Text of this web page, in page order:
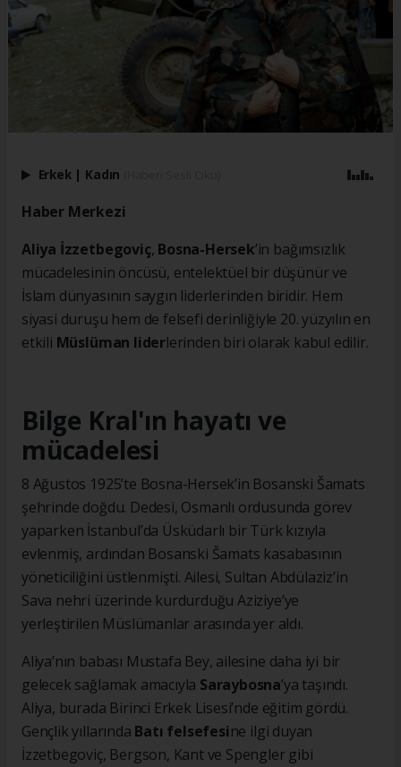
Erkek | Kadın
Haber Merkezi
Aliya İzzetbegoviç, Bosna-Hersek’in bağımsızlık
mücadelesinin öncüsü, entelektüel bir düşünür ve
İslam dünyasının saygın liderlerinden biridir. Hem
siyasi duruşu hem de felsefi derinliğiyle 20. yüzyılın en
etkili Müslüman liderlerinden biri olarak kabul edilir.
Bilge Kral'ın hayatı ve
mücadelesi
8 Ağustos 1925’te Bosna-Hersek’in Bosanski Šamats
şehrinde doğdu. Dedesi, Osmanlı ordusunda görev
yaparken İstanbul’da Üsküdarlı bir Türk kızıyla
evlenmiş, ardından Bosanski Šamats kasabasının
yöneticiliğini üstlenmişti. Ailesi, Sultan Abdülaziz’in
Sava nehri üzerinde kurdurduğu Aziziye’ye
yerleştirilen Müslümanlar arasında yer aldı.
Aliya’nın babası Mustafa Bey, ailesine daha iyi bir
gelecek sağlamak amacıyla Saraybosna’ya taşındı.
Aliya, burada Birinci Erkek Lisesi’nde eğitim gördü.
Gençlik yıllarında Batı felsefesine ilgi duyan
İzzetbegoviç, Bergson, Kant ve Spengler gibi